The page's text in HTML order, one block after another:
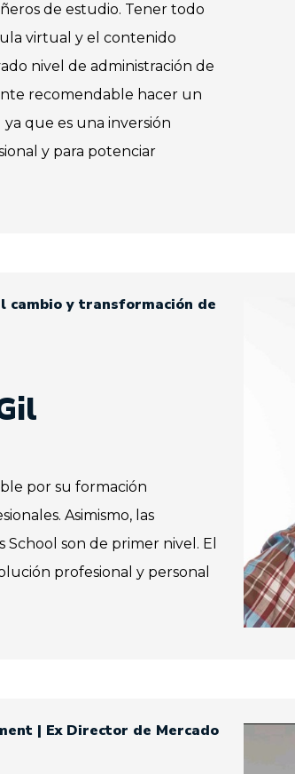
de estudio. Tener todo
virtual y el contenido
nivel de administración de
recomendable hacer un
ya que es una inversión
y para potenciar
y transformación de
por su formación
Asimismo, las
School son de primer nivel. El
profesional y personal
| Ex Director de Mercado